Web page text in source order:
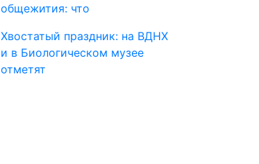
общежития: что
Хвостатый праздник: на ВДНХ
и в Биологическом музее
отметят